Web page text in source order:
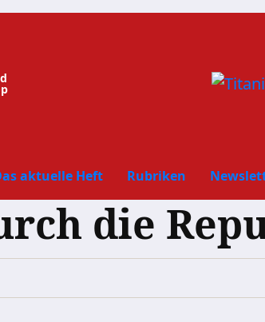
aktuelle Heft Rubriken
die